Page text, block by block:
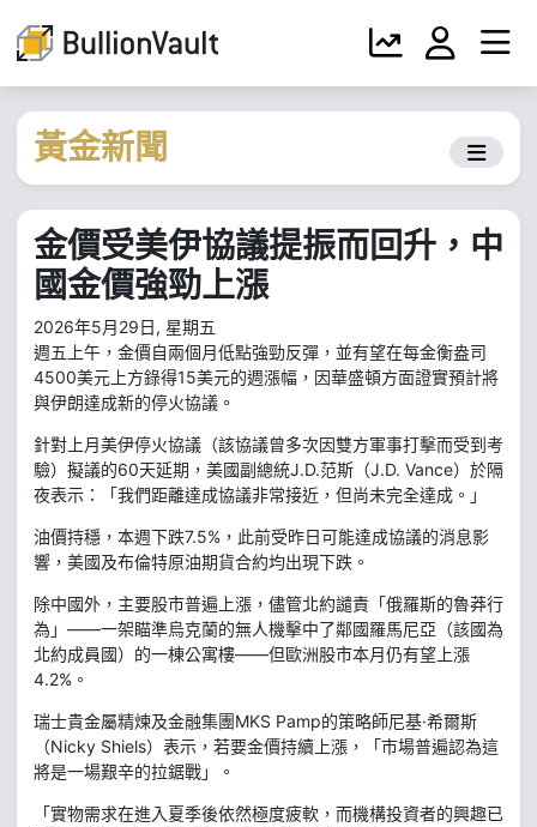
黃金新聞
金價受美伊協議提振而回升，中
國金價強勁上漲
2026年5月29日, 星期五
週五上午，金價自兩個月低點強勁反彈，並有望在每金衡盎司
4500美元上方錄得15美元的週漲幅，因華盛頓方面證實預計將
與伊朗達成新的停火協議。
針對上月美伊停火協議（該協議曾多次因雙方軍事打擊而受到考
驗）擬議的60天延期，美國副總統J.D.范斯（J.D. Vance）於隔
夜表示：「我們距離達成協議非常接近，但尚未完全達成。」
油價持穩，本週下跌7.5%，此前受昨日可能達成協議的消息影
響，美國及布倫特原油期貨合約均出現下跌。
除中國外，主要股市普遍上漲，儘管北約譴責「俄羅斯的魯莽行
為」——一架瞄準烏克蘭的無人機擊中了鄰國羅馬尼亞（該國為
北約成員國）的一棟公寓樓——但歐洲股市本月仍有望上漲
4.2%。
瑞士貴金屬精煉及金融集團MKS Pamp的策略師尼基·希爾斯
（Nicky Shiels）表示，若要金價持續上漲，「市場普遍認為這
將是一場艱辛的拉鋸戰」。
「實物需求在進入夏季後依然極度疲軟，而機構投資者的興趣已